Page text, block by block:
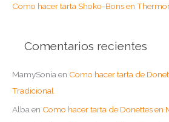
Como hacer tarta Shoko-Bons en
Comentarios recientes
MamySoniaen Como hacer tarta de
Tradicional
Alba en Como hacer tarta de Donettes en